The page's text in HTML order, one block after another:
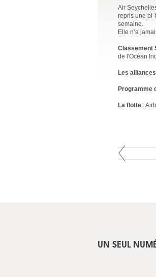
Air
repris une
semaine.
Elle n’a
Classement
de l'Océan
Les alliances
Programme
La flotte :
UN SEUL